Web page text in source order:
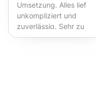
Umsetzung. Alles lief
unkompliziert und
zuverlässig. Sehr zu
empfehlen!